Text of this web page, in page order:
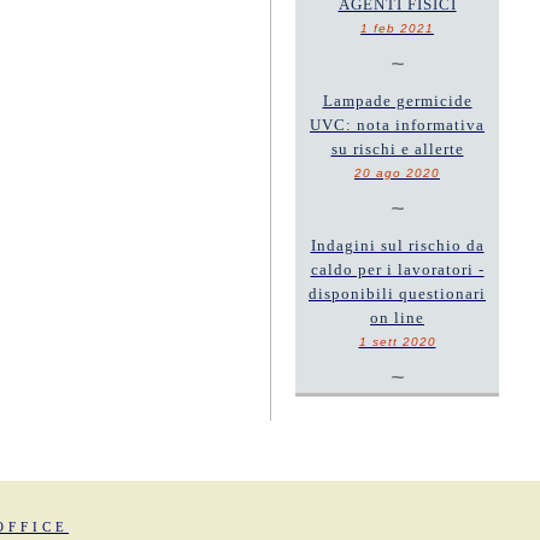
AGENTI FISICI
1 feb 2021
~
Lampade germicide
UVC: nota informativa
su rischi e allerte
20 ago 2020
~
Indagini sul rischio da
caldo per i lavoratori -
disponibili questionari
on line
1 sett 2020
~